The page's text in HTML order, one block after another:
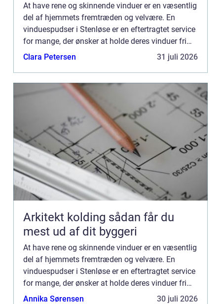
At have rene og skinnende vinduer er en væsentlig
del af hjemmets fremtræden og velvære. En
vinduespudser i Stenløse er en eftertragtet service
for mange, der ønsker at holde deres vinduer fri
for skidt og snavs, hvilk...
Clara Petersen 31 juli 2026
Arkitekt kolding sådan får du
mest ud af dit byggeri
At have rene og skinnende vinduer er en væsentlig
del af hjemmets fremtræden og velvære. En
vinduespudser i Stenløse er en eftertragtet service
for mange, der ønsker at holde deres vinduer fri
for skidt og snavs, hvilk...
Annika Sørensen 30 juli 2026